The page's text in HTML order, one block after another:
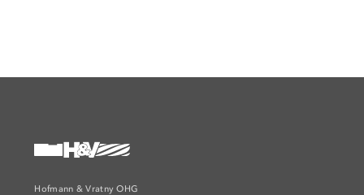
Hofmann & Vratny OHG